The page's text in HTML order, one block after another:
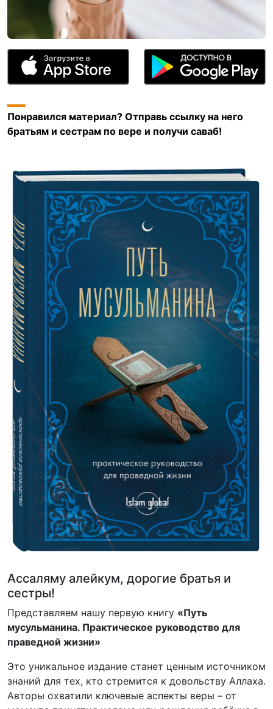
Понравился материал? Отправь ссылку на него
братьям и сестрам по вере и получи саваб!
Ассаляму алейкум, дорогие братья и
сестры!
Представляем нашу первую книгу «Путь
мусульманина. Практическое руководство для
праведной жизни»
Это уникальное издание станет ценным источником
знаний для тех, кто стремится к довольству Аллаха.
Авторы охватили ключевые аспекты веры – от